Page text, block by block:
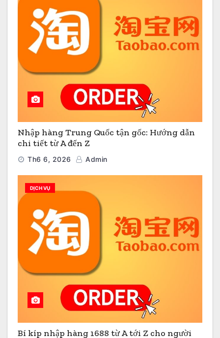
Nhập hàng Trung Quốc tận gốc: Hướng dẫn
chi tiết từ A đến Z
Th6 6, 2026 Admin
DỊCH VỤ
Bí kíp nhập hàng 1688 từ A tới Z cho người